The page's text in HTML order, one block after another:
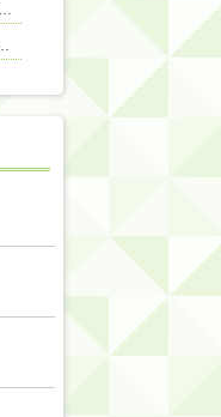
【速報】中村麗乃ちゃんの思い出、挙げてけwwwwwwwwwww
生足wwwwwwwwwwww